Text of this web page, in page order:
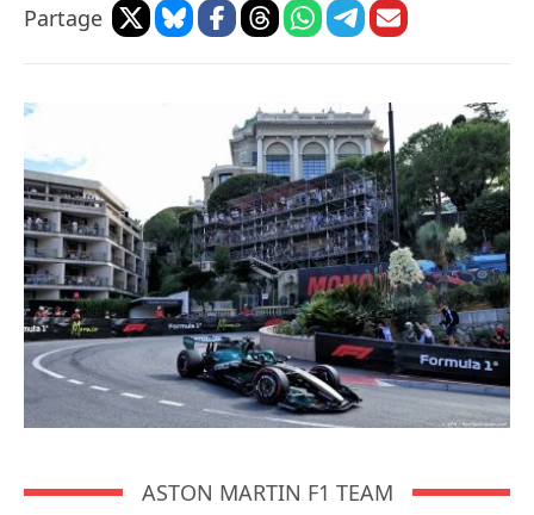
Partage
ASTON MARTIN F1 TEAM